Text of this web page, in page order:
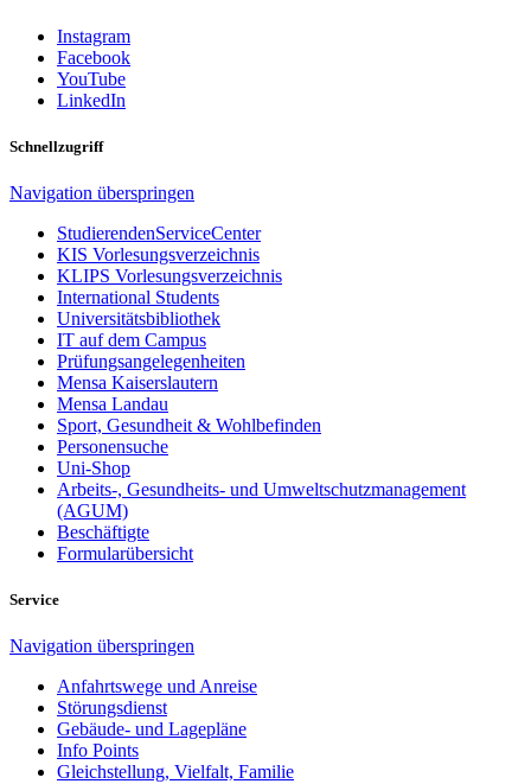
Instagram
Facebook
YouTube
LinkedIn
Schnellzugriff
Navigation überspringen
StudierendenServiceCenter
KIS Vorlesungsverzeichnis
KLIPS Vorlesungsverzeichnis
International Students
Universitätsbibliothek
IT auf dem Campus
Prüfungsangelegenheiten
Mensa Kaiserslautern
Mensa Landau
Sport, Gesundheit & Wohlbefinden
Personensuche
Uni-Shop
Arbeits-, Gesundheits- und Umweltschutzmanagement
(AGUM)
Beschäftigte
Formularübersicht
Service
Navigation überspringen
Anfahrtswege und Anreise
Störungsdienst
Gebäude- und Lagepläne
Info Points
Gleichstellung, Vielfalt, Familie